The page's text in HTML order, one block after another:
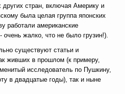
других стран, включая Америку и
была целая группа японских
работали американские
очень жалко, что не было грузин!).
существуют статьи и
живших в прошлом (к примеру,
исследователь по Пушкину,
в двадцатые годы), так и ныне